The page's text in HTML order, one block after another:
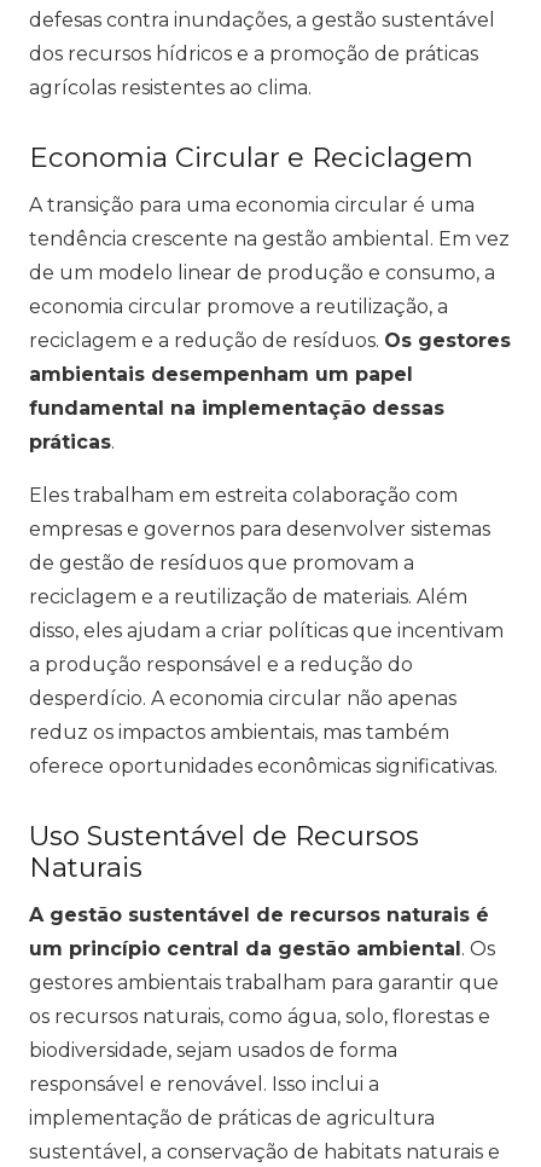
defesas contra inundações, a gestão sustentável
dos recursos hídricos e a promoção de práticas
agrícolas resistentes ao clima.
Economia Circular e Reciclagem
A transição para uma economia circular é uma
tendência crescente na gestão ambiental. Em vez
de um modelo linear de produção e consumo, a
economia circular promove a reutilização, a
reciclagem e a redução de resíduos. Os gestores
ambientais desempenham um papel
fundamental na implementação dessas
práticas.
Eles trabalham em estreita colaboração com
empresas e governos para desenvolver sistemas
de gestão de resíduos que promovam a
reciclagem e a reutilização de materiais. Além
disso, eles ajudam a criar políticas que incentivam
a produção responsável e a redução do
desperdício. A economia circular não apenas
reduz os impactos ambientais, mas também
oferece oportunidades econômicas significativas.
Uso Sustentável de Recursos
Naturais
A gestão sustentável de recursos naturais é
um princípio central da gestão ambiental. Os
gestores ambientais trabalham para garantir que
os recursos naturais, como água, solo, florestas e
biodiversidade, sejam usados de forma
responsável e renovável. Isso inclui a
implementação de práticas de agricultura
sustentável, a conservação de habitats naturais e